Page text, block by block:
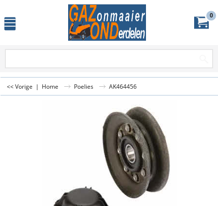
0
<< Vorige | Home Poelies AK464456